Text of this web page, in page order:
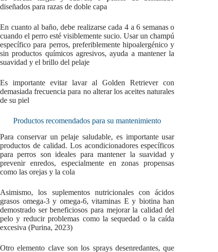
diseñados para razas de doble capa
En cuanto al baño, debe realizarse cada 4 a 6 semanas o
cuando el perro esté visiblemente sucio. Usar un champú
específico para perros, preferiblemente hipoalergénico y
sin productos químicos agresivos, ayuda a mantener la
suavidad y el brillo del pelaje
Es importante evitar lavar al Golden Retriever con
demasiada frecuencia para no alterar los aceites naturales
de su piel
Productos recomendados para su mantenimiento
Para conservar un pelaje saludable, es importante usar
productos de calidad. Los acondicionadores específicos
para perros son ideales para mantener la suavidad y
prevenir enredos, especialmente en zonas propensas
como las orejas y la cola
Asimismo, los suplementos nutricionales con ácidos
grasos omega-3 y omega-6, vitaminas E y biotina han
demostrado ser beneficiosos para mejorar la calidad del
pelo y reducir problemas como la sequedad o la caída
excesiva (Purina, 2023)
Otro elemento clave son los sprays desenredantes, que